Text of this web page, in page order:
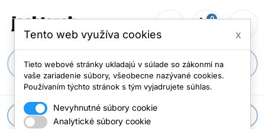
person_outline shopping_cart
0
Početmenu
apps Všetky kategórie
Tento web využíva cookies x
Tieto webové stránky ukladajú v súlade so zákonmi na
vaše zariadenie súbory, všeobecne nazývané cookies.
Používaním týchto stránok s tým vyjadrujete súhlas.
Nevyhnutné súbory cookie
Analytické súbory cookie